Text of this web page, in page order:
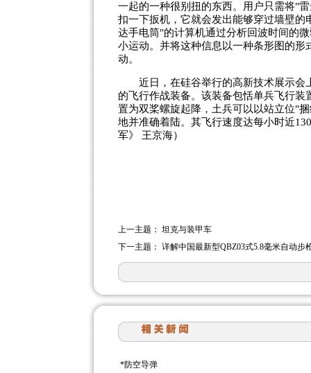
一起的一种很别扭的东西。用户只需将"
扣一下扳机，它就会发出能够穿过墙壁
达手电筒"的计算机通过分析回波时间的
小运动。并将这种信息以一种条形图的
动。
近日，在硅谷举行的高新技术展示会
的飞行作战装备。该装备包恬单兵飞行
置为双桨螺旋起降，土兵可以以站立位"
地并准确着陆。其飞行速度达每小时近
军》 王京海）
上一主题： 坦克与装甲车
下一主题： 详解中国最新型QBZ03式5.8毫米自动步
*防空导弹